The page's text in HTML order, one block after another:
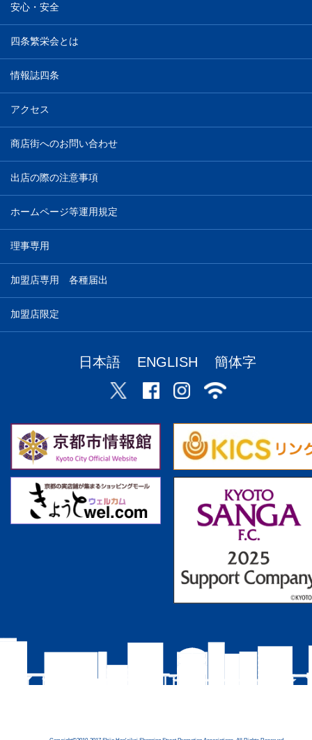
安心・安全
四条繁栄会とは
情報誌四条
アクセス
商店街へのお問い合わせ
出店の際の注意事項
ホームページ等運用規定
理事専用
加盟店専用 各種届出
加盟店限定
日本語 ENGLISH 簡体字